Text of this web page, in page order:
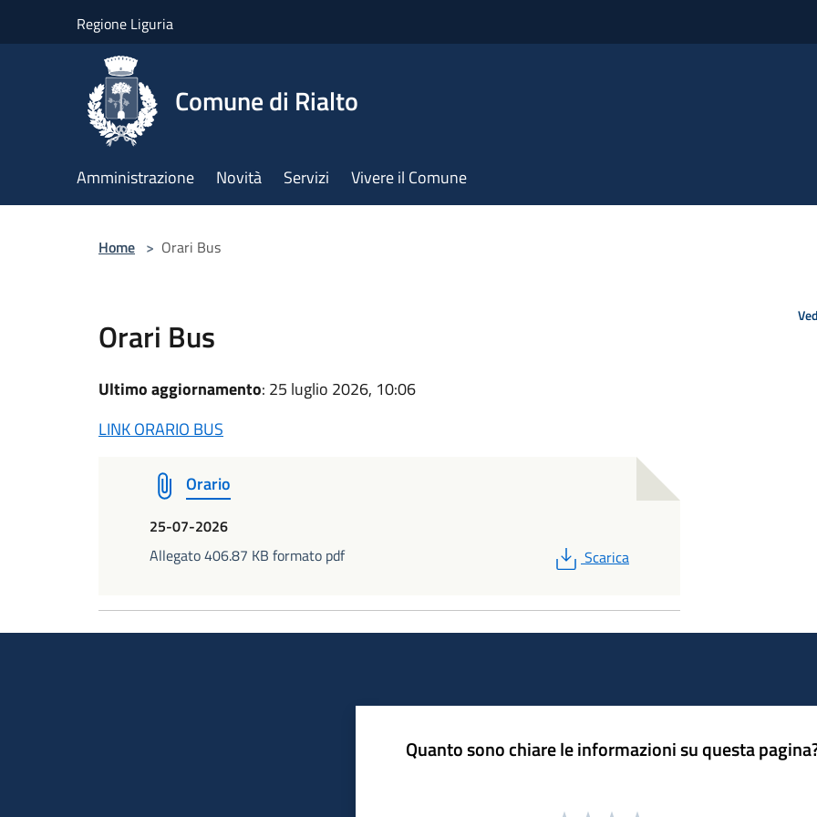
Regione Liguria
Comune di Rialto
Amministrazione Novità Servizi Vivere il Comune
Home > Orari Bus
Orari Bus
Ultimo aggiornamento: 25 luglio 2026, 10:06
LINK ORARIO BUS
Orario
25-07-2026
Allegato 406.87 KB formato pdf
PDF
Scarica
Quanto sono chiare le informazioni su questa